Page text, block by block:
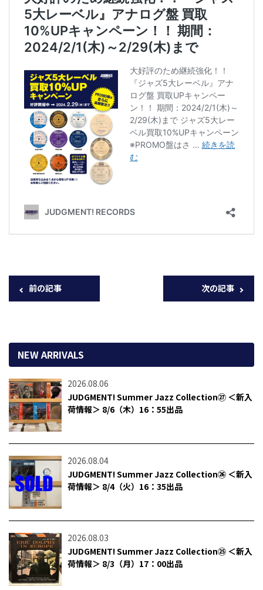
前の記事 次の記事
NEW ARRIVALS
2026.08.06
JUDGMENT! Summer Jazz Collection㉗ ＜新入
荷情報＞ 8/6（木）16：55出品
2026.08.04
JUDGMENT! Summer Jazz Collection㉖ ＜新入
荷情報＞ 8/4（火）16：35出品
2026.08.03
JUDGMENT! Summer Jazz Collection㉕ ＜新入
荷情報＞ 8/3（月）17：00出品